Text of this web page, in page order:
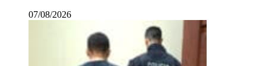
07/08/2026